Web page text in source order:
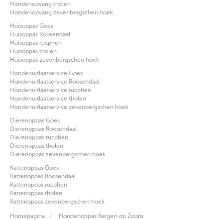
Hondenopvang tholen
Hondenopvang zevenbergschen hoek
Huisoppas Goes
Huisoppas Roosendaal
Huisoppas rucphen
Huisoppas tholen
Huisoppas zevenbergschen hoek
Hondenuitlaatservice Goes
Hondenuitlaatservice Roosendaal
Hondenuitlaatservice rucphen
Hondenuitlaatservice tholen
Hondenuitlaatservice zevenbergschen hoek
Dierenoppas Goes
Dierenoppas Roosendaal
Dierenoppas rucphen
Dierenoppas tholen
Dierenoppas zevenbergschen hoek
Kattenoppas Goes
Kattenoppas Roosendaal
Kattenoppas rucphen
Kattenoppas tholen
Kattenoppas zevenbergschen hoek
Homepagina Hondenoppas Bergen op Zoom